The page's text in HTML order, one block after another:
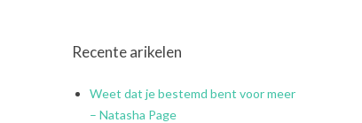
Recente arikelen
Weet dat je bestemd bent voor meer
– Natasha Page